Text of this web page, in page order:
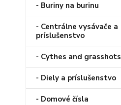
- Buriny na burinu
- Centrálne vysávače a
príslušenstvo
- Cythes and grasshots
- Diely a príslušenstvo
- Domové čísla